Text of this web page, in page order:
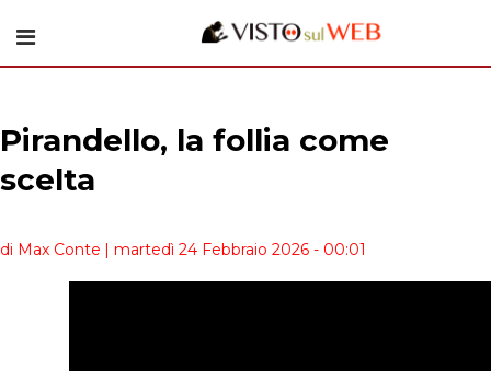
Pirandello, la follia come
scelta
di Max Conte | martedì 24 Febbraio 2026 - 00:01